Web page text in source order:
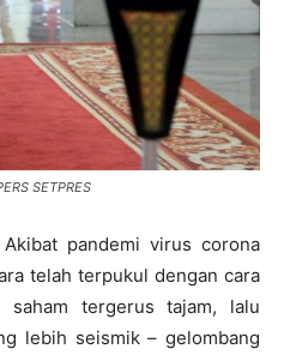
SETPRES
pandemi virus corona
telah terpukul dengan cara
saham tergerus tajam, lalu
lebih seismik – gelombang